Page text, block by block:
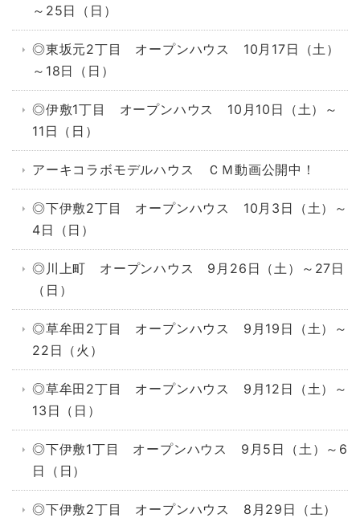
～25日（日）
◎東坂元2丁目 オープンハウス 10月17日（土）
～18日（日）
◎伊敷1丁目 オープンハウス 10月10日（土）～
11日（日）
アーキコラボモデルハウス ＣＭ動画公開中！
◎下伊敷2丁目 オープンハウス 10月3日（土）～
4日（日）
◎川上町 オープンハウス 9月26日（土）～27日
（日）
◎草牟田2丁目 オープンハウス 9月19日（土）～
22日（火）
◎草牟田2丁目 オープンハウス 9月12日（土）～
13日（日）
◎下伊敷1丁目 オープンハウス 9月5日（土）～6
日（日）
◎下伊敷2丁目 オープンハウス 8月29日（土）